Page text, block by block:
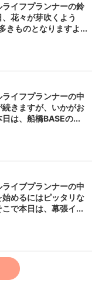
イフプランナーの鈴
花々が芽吹くよう
きものとなりますよ...
イフプランナーの中
きますが、いかがお
は、船橋BASEの...
イブプランナーの中
めるにはピッタリな
で本日は、幕張イ...